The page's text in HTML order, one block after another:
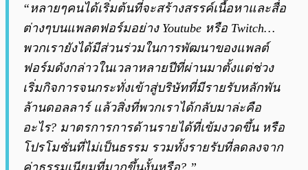
“หลายๆคนได้เริ่มต้นที่จะสร้างสรรค์เนื้อหาและสื่อ
ต่างๆบนแพลตฟอร์มอย่าง Youtube หรือ Twitch…
พวกเรายังได้มีส่วนร่วมในการพัฒนาของแพลต์
ฟอร์มดังกล่าวในเวลาหลายปีที่ผ่านมาตั้งแต่ช่วง
เริ่มกิจการจนกระทั่งเข้าสู่บริษัทที่มีรายรับหลักพัน
ล้านดอลลาร์ แล้วสิ่งที่พวกเราได้กลับมาล่ะคือ
อะไร? มาตรการการด้านรายได้ที่เข้มงวดขึ้น หรือ
โปรโมชั่นที่ไม่เป็นธรรม รวมทั้งรายรับที่ลดลงจาก
ค่าธรรมเนียมที่มากขึ้นงั้นหรือ? ”